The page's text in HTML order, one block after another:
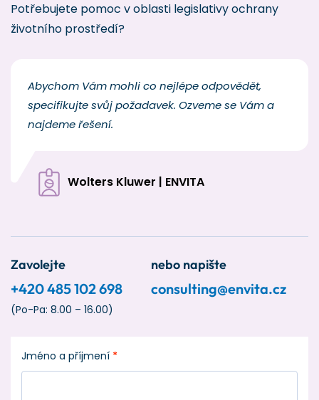
Potřebujete pomoc v oblasti legislativy ochrany
životního prostředí?
Abychom Vám mohli co nejlépe odpovědět,
specifikujte svůj požadavek. Ozveme se Vám a
najdeme řešení.
Wolters Kluwer | ENVITA
Zavolejte
+420 485 102 698
(Po-Pa: 8.00 – 16.00)
nebo napište
consulting@envita.cz
Jméno a příjmení *